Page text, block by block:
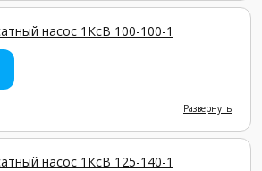
насос 1КсВ 100-100-1
Развернуть
насос 1КсВ 125-140-1